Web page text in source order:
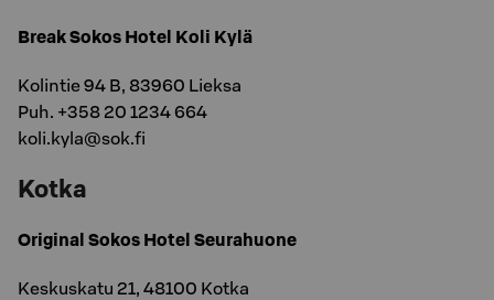
Break Sokos Hotel Koli Kylä
Kolintie 94 B, 83960 Lieksa
Puh. +358 20 1234 664
koli.kyla@sok.fi
Kotka
Original Sokos Hotel Seurahuone
Keskuskatu 21, 48100 Kotka